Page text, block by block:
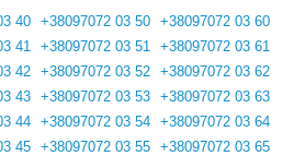
40
41
42
43
44
45
+38097072 03 50
+38097072 03 51
+38097072 03 52
+38097072 03 53
+38097072 03 54
+38097072 03 55
+38097072 03 60
+38097072 03 61
+38097072 03 62
+38097072 03 63
+38097072 03 64
+38097072 03 65